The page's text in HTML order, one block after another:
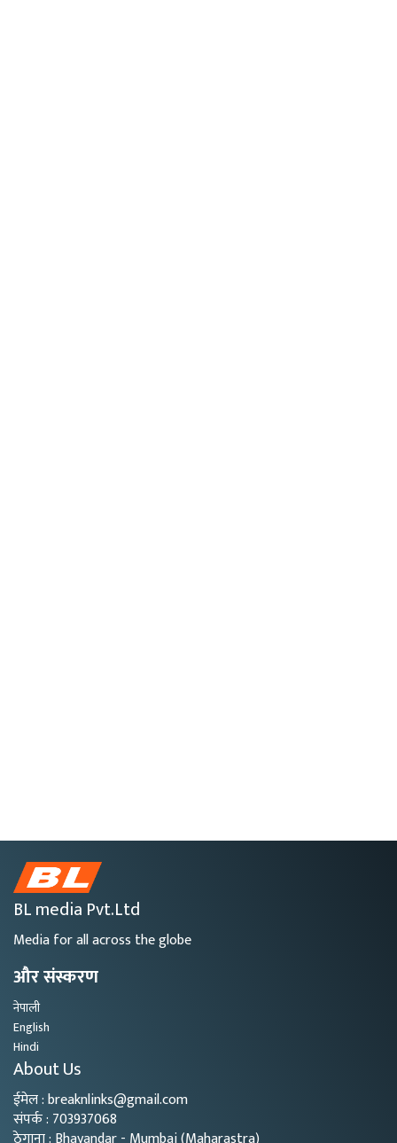
BL media Pvt.Ltd
Media for all across the globe
और संस्करण
नेपाली
English
Hindi
About Us
ईमेल : breaknlinks@gmail.com
संपर्क : 703937068